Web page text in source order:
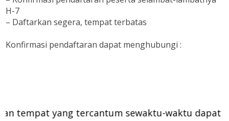
H-7
– Daftarkan segera, tempat terbatas
Konfirmasi pendaftaran dapat menghubungi :
yang tercantum sewaktu-waktu dapat